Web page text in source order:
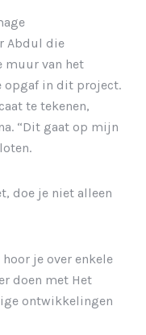
Abdul die
muur van het
opgaf in dit project.
te tekenen,
“Dit gaat op mijn
doe je niet alleen
je over enkele
doen met Het
ontwikkelingen